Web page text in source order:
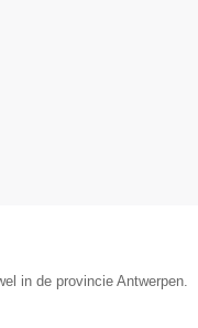
in de provincie Antwerpen.